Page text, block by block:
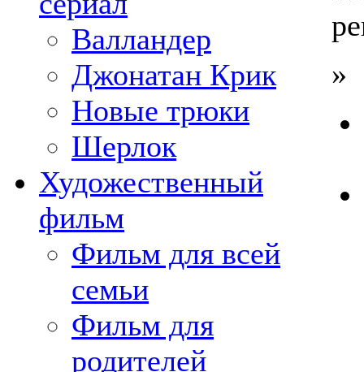
Валландер
Джонатан Крик
Новые трюки
Шерлок
Художественный
фильм
Фильм для всей
семьи
Фильм для
родителей
»